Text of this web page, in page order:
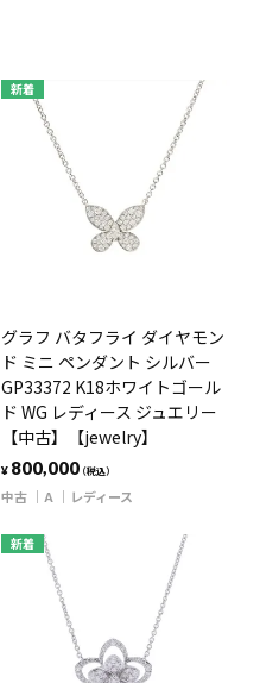
新着
グラフ バタフライ ダイヤモン
ド ミニ ペンダント シルバー
GP33372 K18ホワイトゴール
ド WG レディース ジュエリー
【中古】【jewelry】
¥ 800,000（税込）
中古 A レディース
新着